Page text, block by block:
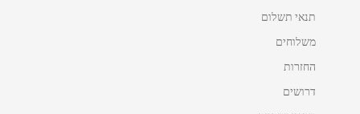
תנאי תשלום
משלוחים
החזרות
דרושים